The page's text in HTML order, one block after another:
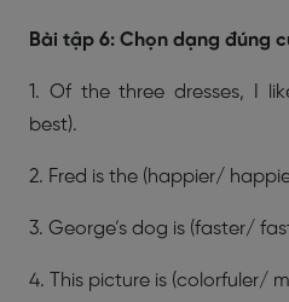
Bài tập 6: Chọn dạng đúng
1. Of the three dresses, I
best).
2. Fred is the (happier/
3. George’s dog is (faster/
4. This picture is (colorfuler/